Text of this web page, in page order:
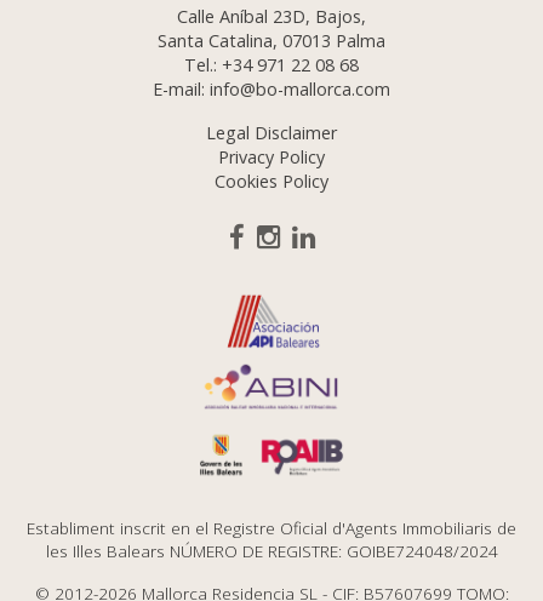
Calle Aníbal 23D, Bajos,
Santa Catalina, 07013 Palma
Tel.: +34 971 22 08 68
E-mail: info@bo-mallorca.com
Legal Disclaimer
Privacy Policy
Cookies Policy
Establiment inscrit en el Registre Oficial d'Agents Immobiliaris de
les Illes Balears NÚMERO DE REGISTRE: GOIBE724048/2024
© 2012-2026 Mallorca Residencia SL - CIF: B57607699 TOMO: